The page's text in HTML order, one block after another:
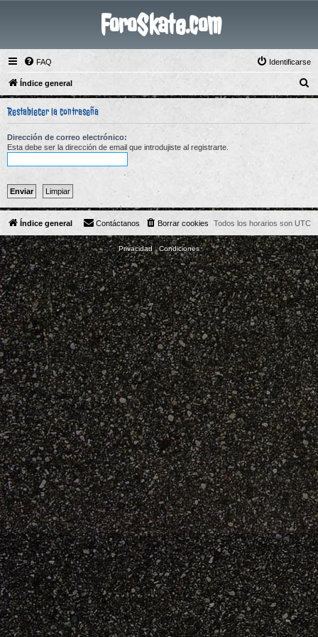
ForoSkate.com
FAQ Identificarse
Índice general
u
Restablecer la contraseña
Dirección de correo electrónico:
Esta debe ser la dirección de email que introdujiste al registrarte.
Índice general Todos los horarios son UTC
Borrar cookies
Contáctanos
Privacidad|Condiciones